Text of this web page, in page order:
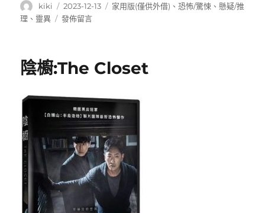
作
者
kiki
發
佈
2023-12-13
分
家用版(僅供外借) 、恐怖/驚悚 、懸疑/推
理 、 靈異
在
red
房,
門
陰
深
處〉
發佈留言
陰櫥:The Closet